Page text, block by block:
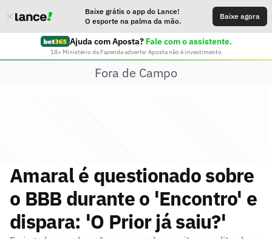
Baixe grátis o app do Lance!
O esporte na palma da mão.
Baixe agora
Ajuda com Aposta? Fale com o assistente.
18+ Ministério da Fazenda adverte: Aposta não é investimento
Fora de Campo
Amaral é questionado sobre
o BBB durante o 'Encontro' e
dispara: 'O Prior já saiu?'